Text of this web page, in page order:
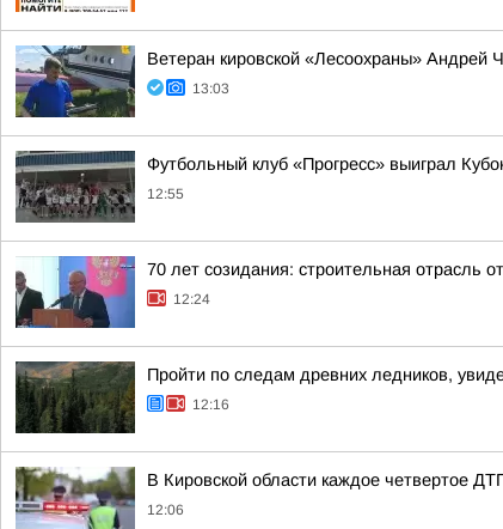
Ветеран кировской «Лесоохраны» Андрей
13:03
Футбольный клуб «Прогресс» выиграл
12:55
70 лет созидания: строительная отрасль
12:24
Пройти по следам древних ледников,
12:16
В Кировской области каждое четвертое
12:06